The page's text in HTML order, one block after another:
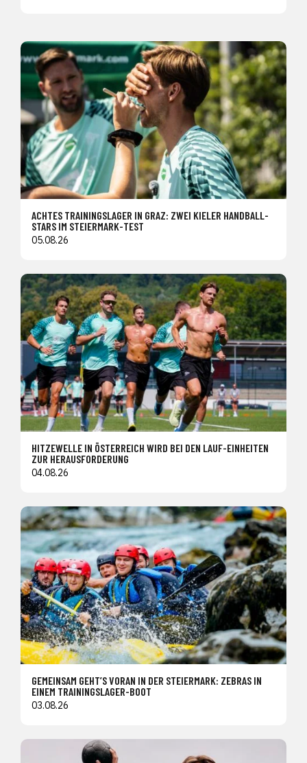
ACHTES TRAININGSLAGER IN GRAZ: ZWEI KIELER HANDBALL-
STARS IM STEIERMARK-TEST
05.08.26
HITZEWELLE IN ÖSTERREICH WIRD BEI DEN LAUF-EINHEITEN
ZUR HERAUSFORDERUNG
04.08.26
GEMEINSAM GEHT’S VORAN IN DER STEIERMARK: ZEBRAS IN
EINEM TRAININGSLAGER-BOOT
03.08.26